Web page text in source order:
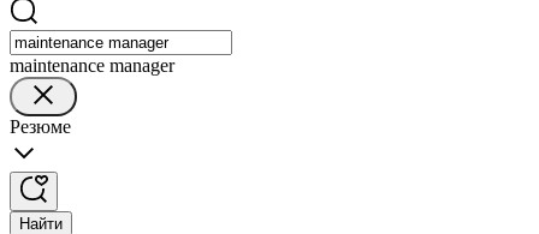
maintenance manager
Резюме
Найти